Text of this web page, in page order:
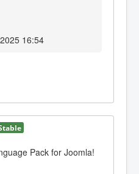
16:54
Pack for Joomla!